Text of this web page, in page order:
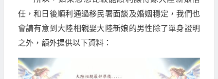
任，和日後順利通過移民署面談及婚姻穩定，我們也
會請有意到大陸相親娶大陸新娘的男性除了單身證明
之外，額外提供以下資料：